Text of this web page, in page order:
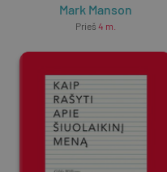
Mark Manson
Prieš 4 m.